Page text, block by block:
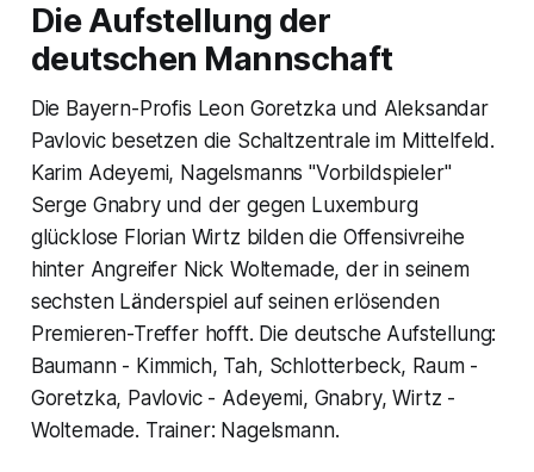
Die Aufstellung der
deutschen Mannschaft
Die Bayern-Profis Leon Goretzka und Aleksandar
Pavlovic besetzen die Schaltzentrale im Mittelfeld.
Karim Adeyemi, Nagelsmanns "Vorbildspieler"
Serge Gnabry und der gegen Luxemburg
glücklose Florian Wirtz bilden die Offensivreihe
hinter Angreifer Nick Woltemade, der in seinem
sechsten Länderspiel auf seinen erlösenden
Premieren-Treffer hofft. Die deutsche Aufstellung:
Baumann - Kimmich, Tah, Schlotterbeck, Raum -
Goretzka, Pavlovic - Adeyemi, Gnabry, Wirtz -
Woltemade. Trainer: Nagelsmann.